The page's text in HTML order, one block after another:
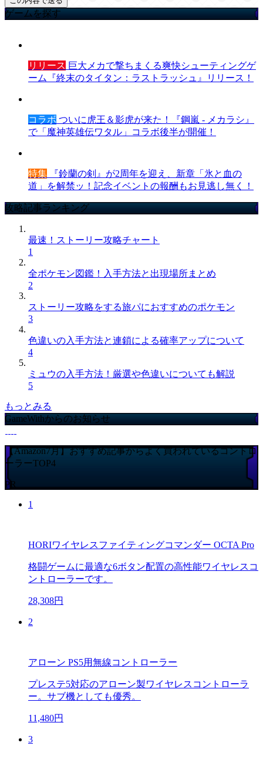
ゲームを探す
リリース 巨大メカで撃ちまくる爽快シューティングゲ
ーム『終末のタイタン：ラストラッシュ』リリース！
コラボ ついに虎王＆影虎が来た！『鋼嵐 - メカラシ』
で「魔神英雄伝ワタル」コラボ後半が開催！
特集 『鈴蘭の剣』が2周年を迎え、新章「氷と血の
道」を解禁ッ！記念イベントの報酬もお見逃し無く！
攻略記事ランキング
最速！ストーリー攻略チャート
1
全ポケモン図鑑！入手方法と出現場所まとめ
2
ストーリー攻略をする旅パにおすすめのポケモン
3
色違いの入手方法と連鎖による確率アップについて
4
ミュウの入手方法！厳選や色違いについても解説
5
もっとみる
GameWithからのお知らせ
【Amazon7月】おすすめ記事からよく買われているコントロ
ーラーTOP4
PR
1
HORIワイヤレスファイティングコマンダー OCTA Pro
格闘ゲームに最適な6ボタン配置の高性能ワイヤレスコ
ントローラーです。
28,308円
2
アローン PS5用無線コントローラー
プレステ5対応のアローン製ワイヤレスコントローラ
ー。サブ機としても優秀。
11,480円
3